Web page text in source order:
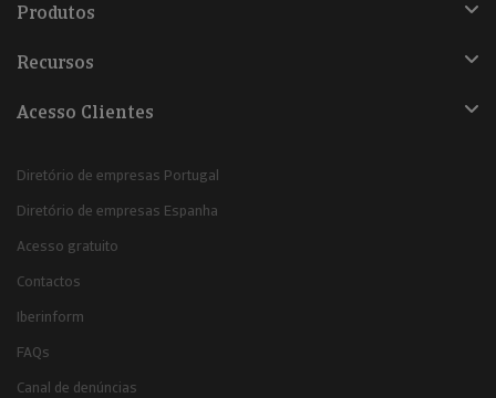
Produtos
Recursos
Acesso Clientes
Diretório de empresas Portugal
Diretório de empresas Espanha
Acesso gratuito
Contactos
Iberinform
FAQs
Canal de denúncias